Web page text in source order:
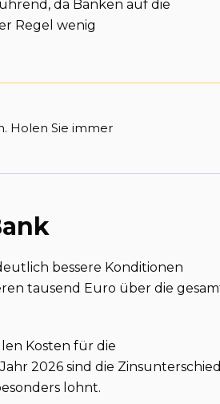
da Banken auf die
Regel wenig
Holen Sie immer
bessere Konditionen
tausend Euro über die
Kosten für die
2026 sind die
lohnt.